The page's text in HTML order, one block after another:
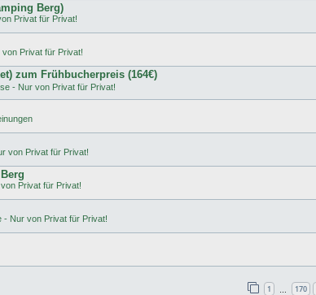
Berg)
Privat für Privat!
Privat für Privat!
zum Frühbucherpreis (164€)
- Nur von Privat für Privat!
von Privat für Privat!
Privat für Privat!
- Nur von Privat für Privat!
1 170